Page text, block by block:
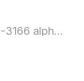
Nom de pays selon la norme ISO-3166 alpha-3